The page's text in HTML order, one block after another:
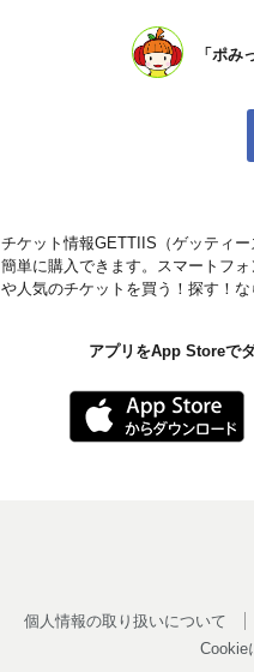
「ポ
チケット情報GETTIIS（ゲッティ
簡単に購入できます。スマートフ
や人気のチケットを買う！探す！な
アプリをApp Storeで
個人情報の取り扱いについて
Cookie